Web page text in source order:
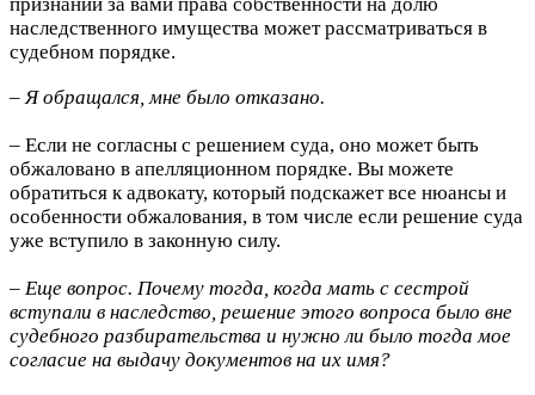
признании за вами права собственности на долю
наследственного имущества может рассматриваться в
судебном порядке.
– Я обращался, мне было отказано.
– Если не согласны с решением суда, оно может быть
обжаловано в апелляционном порядке. Вы можете
обратиться к адвокату, который подскажет все нюансы и
особенности обжалования, в том числе если решение суда
уже вступило в законную силу.
– Еще вопрос. Почему тогда, когда мать с сестрой
вступали в наследство, решение этого вопроса было вне
судебного разбирательства и нужно ли было тогда мое
согласие на выдачу документов на их имя?